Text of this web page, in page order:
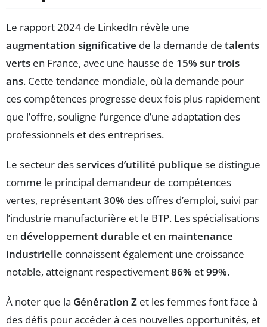
Le rapport 2024 de LinkedIn révèle une
augmentation significative de la demande de talents
verts en France, avec une hausse de 15% sur trois
ans. Cette tendance mondiale, où la demande pour
ces compétences progresse deux fois plus rapidement
que l’offre, souligne l’urgence d’une adaptation des
professionnels et des entreprises.
Le secteur desservices d’utilité publique se distingue
comme le principal demandeur de compétences
vertes, représentant30% des offres d’emploi, suivi par
l’industrie manufacturière et le BTP. Les spécialisations
en développement durable et en maintenance
industrielle connaissent également une croissance
notable, atteignant respectivement86% et99%.
À noter que la Génération Z et les femmes font face à
des défis pour accéder à ces nouvelles opportunités, et